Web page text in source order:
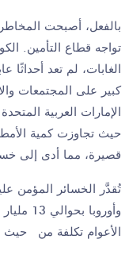
بالفعل، أصبحت المخاطر
تواجه قطاع التأمين.
الغابات، لم تعد
كبير على المجتمعات
قصيرة، مما أدى إلى
تُقدَّر الخسائر المؤمن
الأعوام تكلفة من حيث